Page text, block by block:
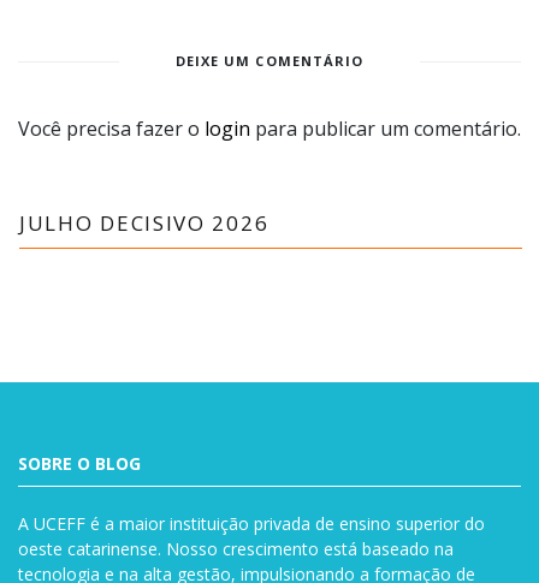
DEIXE UM COMENTÁRIO
Você precisa fazer o login para publicar um comentário.
JULHO DECISIVO 2026
SOBRE O BLOG
A UCEFF é a maior instituição privada de ensino superior do
oeste catarinense. Nosso crescimento está baseado na
tecnologia e na alta gestão, impulsionando a formação de